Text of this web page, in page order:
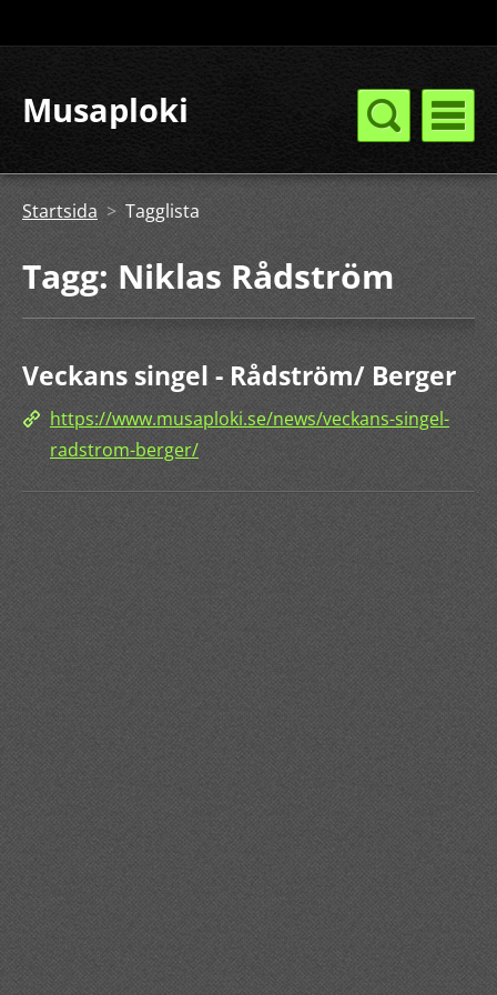
Musaploki
Startsida > Tagglista
Tagg: Niklas Rådström
Veckans singel - Rådström/ Berger
https://www.musaploki.se/news/veckans-singel-
radstrom-berger/